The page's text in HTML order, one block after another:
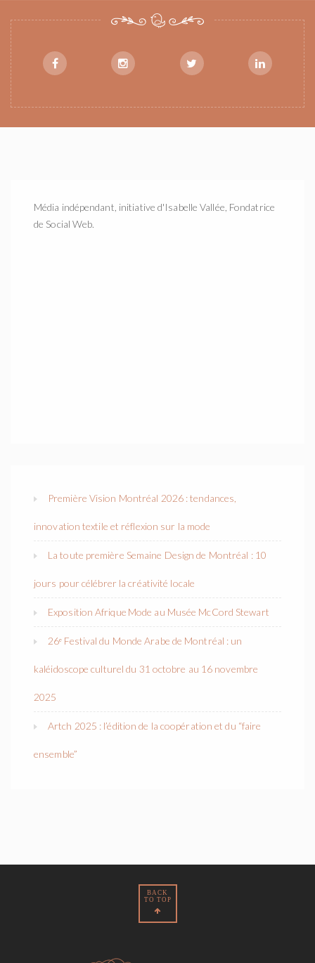
Média indépendant, initiative d'Isabelle Vallée, Fondatrice
de Social Web.
Première Vision Montréal 2026 : tendances,
innovation textile et réflexion sur la mode
La toute première Semaine Design de Montréal : 10
jours pour célébrer la créativité locale
Exposition Afrique Mode au Musée McCord Stewart
26ᵉ Festival du Monde Arabe de Montréal : un
kaléidoscope culturel du 31 octobre au 16 novembre
2025
Artch 2025 : l’édition de la coopération et du “faire
ensemble”
BACK
TO TOP